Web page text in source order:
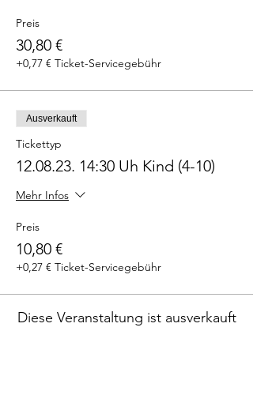
Preis
30,80 €
+0,77 € Ticket-Servicegebühr
Ausverkauft
Tickettyp
12.08.23. 14:30 Uh Kind (4-10)
Mehr Infos
Preis
10,80 €
+0,27 € Ticket-Servicegebühr
Diese Veranstaltung ist ausverkauft